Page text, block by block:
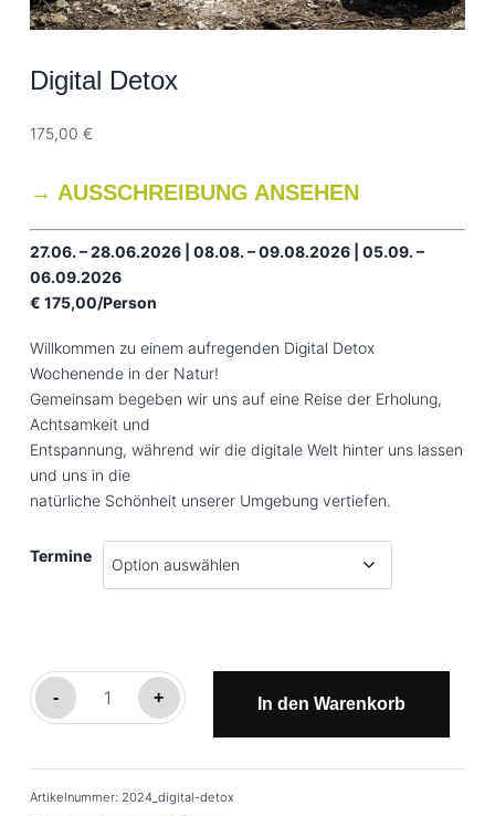
Digital Detox
175,00 €
→ AUSSCHREIBUNG ANSEHEN
27.06. – 28.06.2026 | 08.08. – 09.08.2026 | 05.09. –
06.09.2026
€ 175,00/Person
Willkommen zu einem aufregenden Digital Detox
Wochenende in der Natur!
Gemeinsam begeben wir uns auf eine Reise der Erholung,
Achtsamkeit und
Entspannung, während wir die digitale Welt hinter uns lassen
und uns in die
natürliche Schönheit unserer Umgebung vertiefen.
Termine
-
Digital
Detox
+ In den Warenkorb
Artikelnummer: 2024_digital-detox